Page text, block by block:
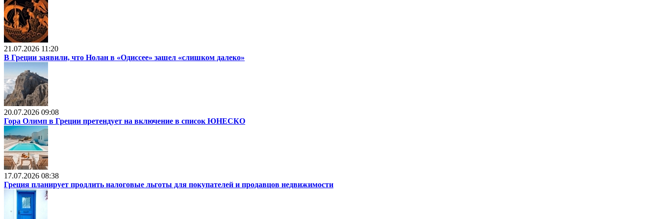
21.07.2026 11:20
В Греции заявили, что Нолан в «Одиссее» зашел «слишком далеко»
20.07.2026 09:08
Гора Олимп в Греции претендует на включение в список ЮНЕСКО
17.07.2026 08:38
Греция планирует продлить налоговые льготы для покупателей и продавцов недвижимости